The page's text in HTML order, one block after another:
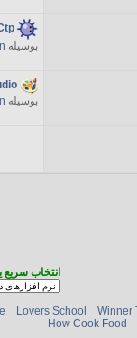
بوسیله
بوسیله
انتخاب سریع
Lovers School
Winner
How Cook Food